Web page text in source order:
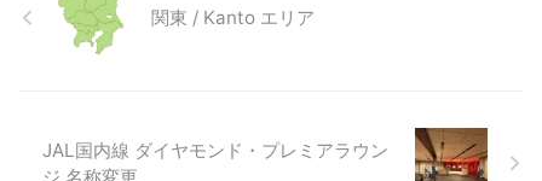
関東 / Kanto エリア
JAL国内線 ダイヤモンド・プレミアラウン
ジ 名称変更